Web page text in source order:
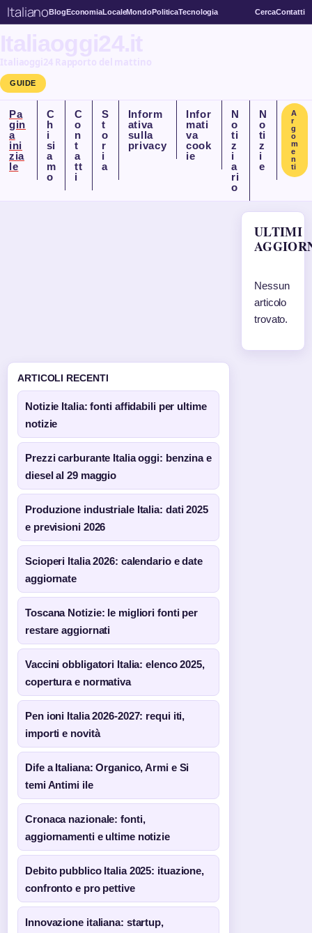
ItalianoBlogEconomiaLocaleMondoPoliticaTecnologia CercaContatti
Italiaoggi24.it
Italiaoggi24 Rapporto del mattino
GUIDE
Pa
gin
a
ini
zia
le
C
h
i
si
a
m
o
C
o
n
t
a
tt
i
S
t
o
r
i
a
Inform
ativa
sulla
privacy
Infor
mati
va
cook
ie
N
o
ti
z
i
a
ri
o
N
o
ti
z
i
e
A
r
g
o
m
e
n
ti
ULTIMI
Nessun
articolo
trovato.
ARTICOLI RECENTI
Notizie Italia: fonti affidabili per ultime
notizie
Prezzi carburante Italia oggi: benzina e
diesel al 29 maggio
Produzione industriale Italia: dati 2025
e previsioni 2026
Scioperi Italia 2026: calendario e date
aggiornate
Toscana Notizie: le migliori fonti per
restare aggiornati
Vaccini obbligatori Italia: elenco 2025,
copertura e normativa
Pen ioni Italia 2026-2027: requi iti,
importi e novità
Dife a Italiana: Organico, Armi e Si
temi Antimi ile
Cronaca nazionale: fonti,
aggiornamenti e ultime notizie
Debito pubblico Italia 2025: ituazione,
confronto e pro pettive
Innovazione italiana: startup,